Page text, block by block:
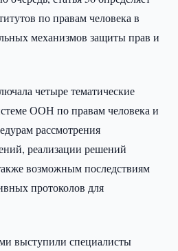
по правам человека в
механизмов защиты прав и
четыре тематические
ООН по правам человека и
рассмотрения
реализации решений
возможным последствиям
протоколов для
выступили специалисты